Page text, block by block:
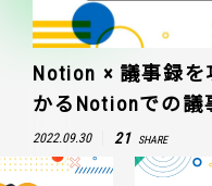
Notion × 議事録
かるNotionでの議
2022.09.30 21 SHARE